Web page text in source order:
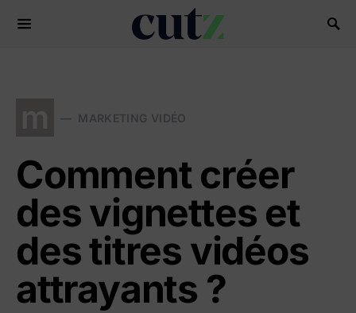
Search for:
MARKETING VIDÉO
Comment créer
des vignettes et
des titres vidéos
attrayants ?